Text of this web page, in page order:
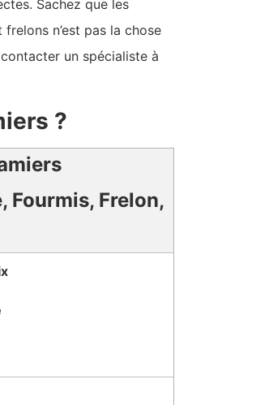
Sachez que les
n’est pas la chose
un spécialiste à
?
Fourmis, Frelon,